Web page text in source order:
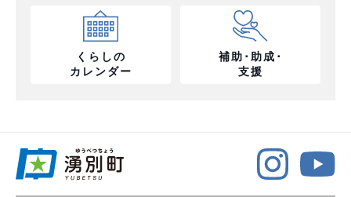
くらしの
カレンダー
補助･助成･
支援